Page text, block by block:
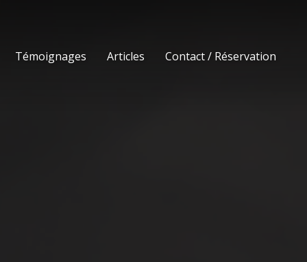
Témoignages Articles Contact / Réservation